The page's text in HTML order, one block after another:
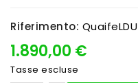
Riferimento: QuaifeLDU
1.890,00 €
Tasse escluse